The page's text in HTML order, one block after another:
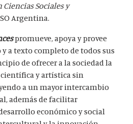
Ciencias Sociales y
Argentina.
promueve, apoya y provee
a texto completo de todos sus
de ofrecer a la sociedad la
y artística sin
a un mayor intercambio
además de facilitar
económico y social